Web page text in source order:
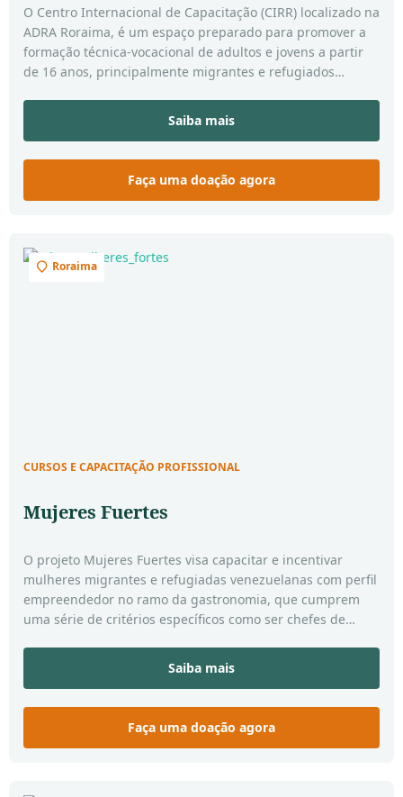
O Centro Internacional de Capacitação (CIRR) localizado na
ADRA Roraima, é um espaço preparado para promover a
formação técnica-vocacional de adultos e jovens a partir
de 16 anos, principalmente migrantes e refugiados
Saiba mais
Faça uma doação agora
Roraima
CURSOS E CAPACITAÇÃO PROFISSIONAL
Mujeres Fuertes
O projeto Mujeres Fuertes visa capacitar e incentivar
mulheres migrantes e refugiadas venezuelanas com perfil
empreendedor no ramo da gastronomia, que cumprem
uma série de critérios específicos como ser chefes de
proposta pelo projeto. Dessa forma, o Projeto Mujeres
Fuertes pretende contribuir com a garantia de renda e
Saiba mais
Faça uma doação agora